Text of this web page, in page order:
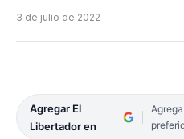
3 de julio de 2022
Agregar El
Libertador en